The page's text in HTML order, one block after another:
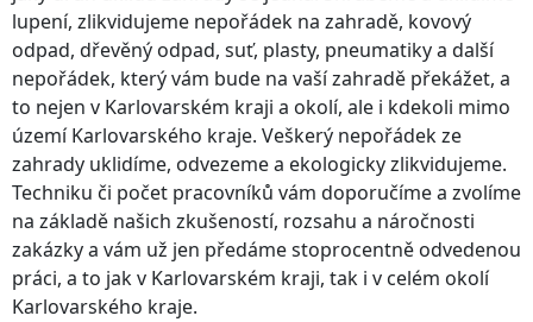
lupení, zlikvidujeme nepořádek na zahradě, kovový
odpad, dřevěný odpad, suť, plasty, pneumatiky a další
nepořádek, který vám bude na vaší zahradě překážet, a
to nejen v Karlovarském kraji a okolí, ale i kdekoli mimo
území Karlovarského kraje. Veškerý nepořádek ze
zahrady uklidíme, odvezeme a ekologicky zlikvidujeme.
Techniku či počet pracovníků vám doporučíme a zvolíme
na základě našich zkušeností, rozsahu a náročnosti
zakázky a vám už jen předáme stoprocentně odvedenou
práci, a to jakv Karlovarském kraji, tak i v celém okolí
Karlovarského kraje.